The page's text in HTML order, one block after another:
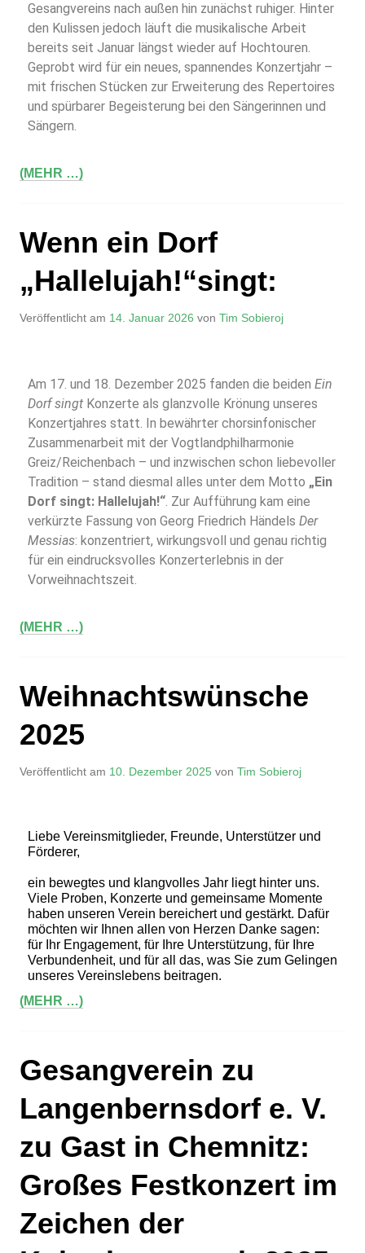
Gesangvereins nach außen hin zunächst ruhiger. Hinter
den Kulissen jedoch läuft die musikalische Arbeit
bereits seit Januar längst wieder auf Hochtouren.
Geprobt wird für ein neues, spannendes Konzertjahr –
mit frischen Stücken zur Erweiterung des Repertoires
und spürbarer Begeisterung bei den Sängerinnen und
Sängern.
(MEHR …)
Wenn ein Dorf
„Hallelujah!“singt:
Veröffentlicht am 14. Januar 2026 von Tim Sobieroj
Am 17. und 18. Dezember 2025 fanden die beiden Ein
Dorf singt Konzerte als glanzvolle Krönung unseres
Konzertjahres statt. In bewährter chorsinfonischer
Zusammenarbeit mit der Vogtlandphilharmonie
Greiz/Reichenbach – und inzwischen schon liebevoller
Tradition – stand diesmal alles unter dem Motto „Ein
Dorf singt: Hallelujah!“. Zur Aufführung kam eine
verkürzte Fassung von Georg Friedrich Händels Der
Messias: konzentriert, wirkungsvoll und genau richtig
für ein eindrucksvolles Konzerterlebnis in der
Vorweihnachtszeit.
(MEHR …)
Weihnachtswünsche
2025
Veröffentlicht am 10. Dezember 2025 von Tim Sobieroj
Liebe Vereinsmitglieder, Freunde, Unterstützer und
Förderer,
ein bewegtes und klangvolles Jahr liegt hinter uns.
Viele Proben, Konzerte und gemeinsame Momente
haben unseren Verein bereichert und gestärkt. Dafür
möchten wir Ihnen allen von Herzen Danke sagen:
für Ihr Engagement, für Ihre Unterstützung, für Ihre
Verbundenheit, und für all das, was Sie zum Gelingen
unseres Vereinslebens beitragen.
(MEHR …)
Gesangverein zu
Langenbernsdorf e. V.
zu Gast in Chemnitz:
Großes Festkonzert im
Zeichen der